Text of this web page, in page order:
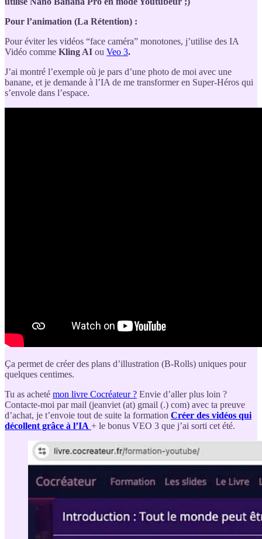
Pour l’animation (La Rétention) :
Pour éviter les vidéos “face caméra” monotones, j’utilise des IA
Vidéo comme Kling AI ou Veo 3.
J’ai montré l’exemple où je pars d’une photo de moi avec une
banane, et je demande à l’IA de me transformer en Super-Héros qui
s’envole dans l’espace.
Ça permet de créer des plans d’illustration (B-Rolls) uniques pour
quelques centimes.
Tu as acheté mon livre Cocréateur ? Envie d’aller plus loin ?
Contacte-moi par mail (jeanviet (at) gmail (.) com) avec ta preuve
d’achat, je t’envoie tout de suite la formation Créer des vidéos qui
décollent grâce à l’IA + le bonus VEO 3 que j’ai sorti cet été.